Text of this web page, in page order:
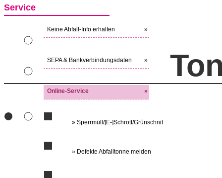
Service
Keine Abfall-Info erhalten »
SEPA & Bankverbindungsdaten »
Online-Service »
» Sperrmüll/[E-]Schrott/Grünschnit
» Defekte Abfalltonne melden